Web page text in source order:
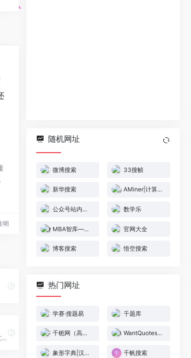
明
奇安信勒索病毒查询网站支持检索800多种常见勒索病毒，支持解密感染最新勒索病毒的文件，对开启文档保护功能与敲诈先赔服务功能的政企用户提供安全保障及赔付服 务。
随机网址
微博搜索 33搜帧
新华搜索 AMiner|计算机科学知识发现网
公众号站内搜索引擎 – 号内搜 数学乐
MBA智库——管理者专业学习成长平台 官网大全
博客搜索 悟空搜索
热门网址
学赛·搜题易 千题库
千栀网（高校搜索） WantQuotes 据意查句
象形字典|汉字结构查询网 千帆搜索